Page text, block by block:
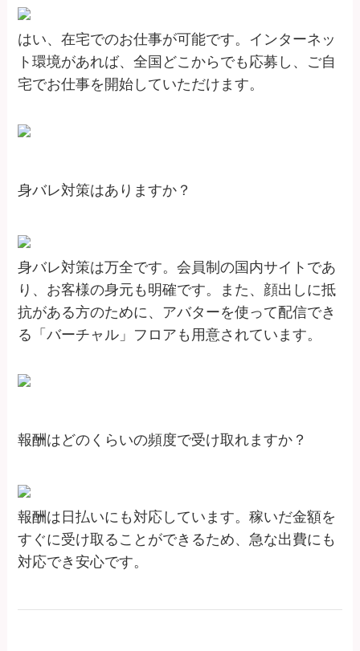
はい、在宅でのお仕事が可能です。インターネッ
ト環境があれば、全国どこからでも応募し、ご自
宅でお仕事を開始していただけます。
身バレ対策はありますか？
身バレ対策は万全です。会員制の国内サイトであ
り、お客様の身元も明確です。また、顔出しに抵
抗がある方のために、アバターを使って配信でき
る「バーチャル」フロアも用意されています。
報酬はどのくらいの頻度で受け取れますか？
報酬は日払いにも対応しています。稼いだ金額を
すぐに受け取ることができるため、急な出費にも
対応でき安心です。